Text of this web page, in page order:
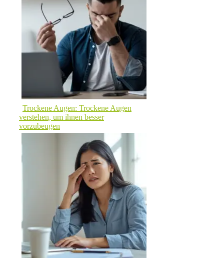
Trockene Augen: Trockene Augen
verstehen, um ihnen besser
vorzubeugen